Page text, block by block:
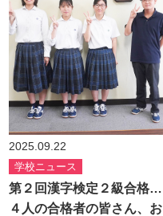
2025.09.22
学校ニュース
第２回漢字検定２級合格…
４人の合格者の皆さん、お